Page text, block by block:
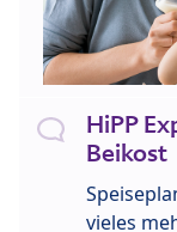
HiPP
Beikost
vieles